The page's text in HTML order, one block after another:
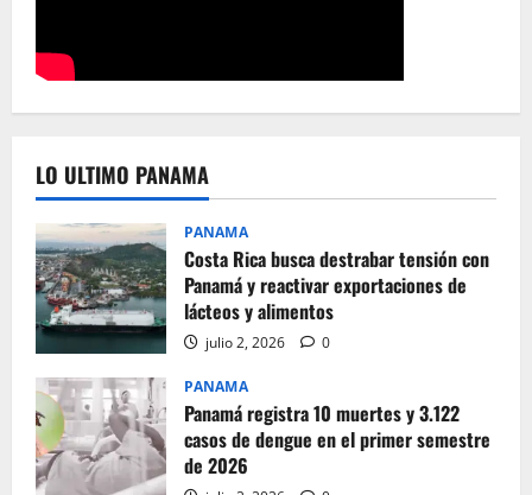
LO ULTIMO PANAMA
PANAMA
Costa Rica busca destrabar tensión con
Panamá y reactivar exportaciones de
lácteos y alimentos
julio 2, 2026 0
PANAMA
Panamá registra 10 muertes y 3.122
casos de dengue en el primer semestre
de 2026